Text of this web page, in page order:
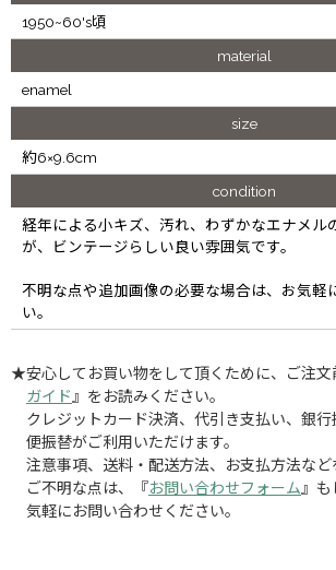
1950~60's頃
material
enamel
size
約6×9.6cm
condition
経年による小キズ、汚れ、わずかなエナメル
が、ビンテージらしい良い雰囲気です。
不明な点や追加画像の必要な場合は、お気軽
い。
★安心してお買い物をして頂くために、ご注文
ガイド 』をお読みください。
クレジットカード決済、代引き支払い、銀
便振替がご利用いただけます。
注意事項、送料・配送方法、お支払方法など
ご不明な点は、『お問い合わせフォーム 』
気軽にお問い合わせください。